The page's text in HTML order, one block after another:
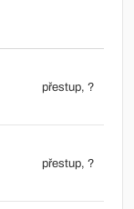
přestup, ?
přestup, ?